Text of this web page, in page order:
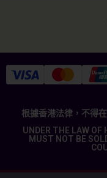
根據香港法律，不得
UNDER THE LAW OF
MUST NOT BE